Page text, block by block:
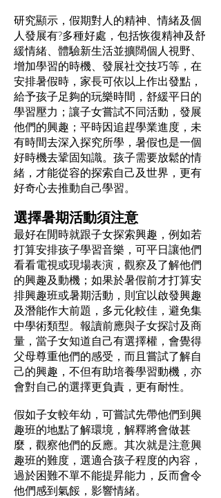
研究顯示，假期對人的精神、情緒及個
人發展有?多種好處，包括恢復精神及舒
緩情緒、體驗新生活並擴闊個人視野、
增加學習的時機、發展社交技巧等，在
安排暑假時，家長可依以上作出發點，
給予孩子足夠的玩樂時間，舒緩平日的
學習壓力；讓子女嘗試不同活動，發展
他們的興趣；平時因追趕學業進度，未
有時間去深入探究所學，暑假也是一個
好時機去鞏固知識。孩子需要放鬆的情
緒，才能從容的探索自己及世界，更有
好奇心去推動自己學習。
選擇暑期活動須注意
最好在閒時就跟子女探索興趣，例如若
打算安排孩子學習音樂，可平日讓他們
看看電視或現場表演，觀察及了解他們
的興趣及動機；如果於暑假前才打算安
排興趣班或暑期活動，則宜以啟發興趣
及潛能作大前題，多元化較佳，避免集
中學術類型。報讀前應與子女探討及商
量，當子女知道自己有選擇權，會覺得
父母尊重他們的感受，而且嘗試了解自
己的興趣，不但有助培養學習動機，亦
會對自己的選擇更負責，更有耐性。
假如子女較年幼，可嘗試先帶他們到興
趣班的地點了解環境，解釋將會做甚
麼，觀察他們的反應。其次就是注意興
趣班的難度，選適合孩子程度的內容，
過於困難不單不能提昇能力，反而會令
他們感到氣餒，影響情緒。